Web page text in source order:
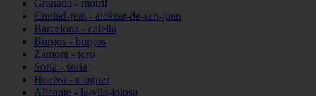
Granada - motril
Ciudad-real - alcázar-de-san-juan
Barcelona - calella
Burgos - burgos
Zamora - toro
Soria - soria
Huelva - moguer
Alicante - la-vila-joiosa